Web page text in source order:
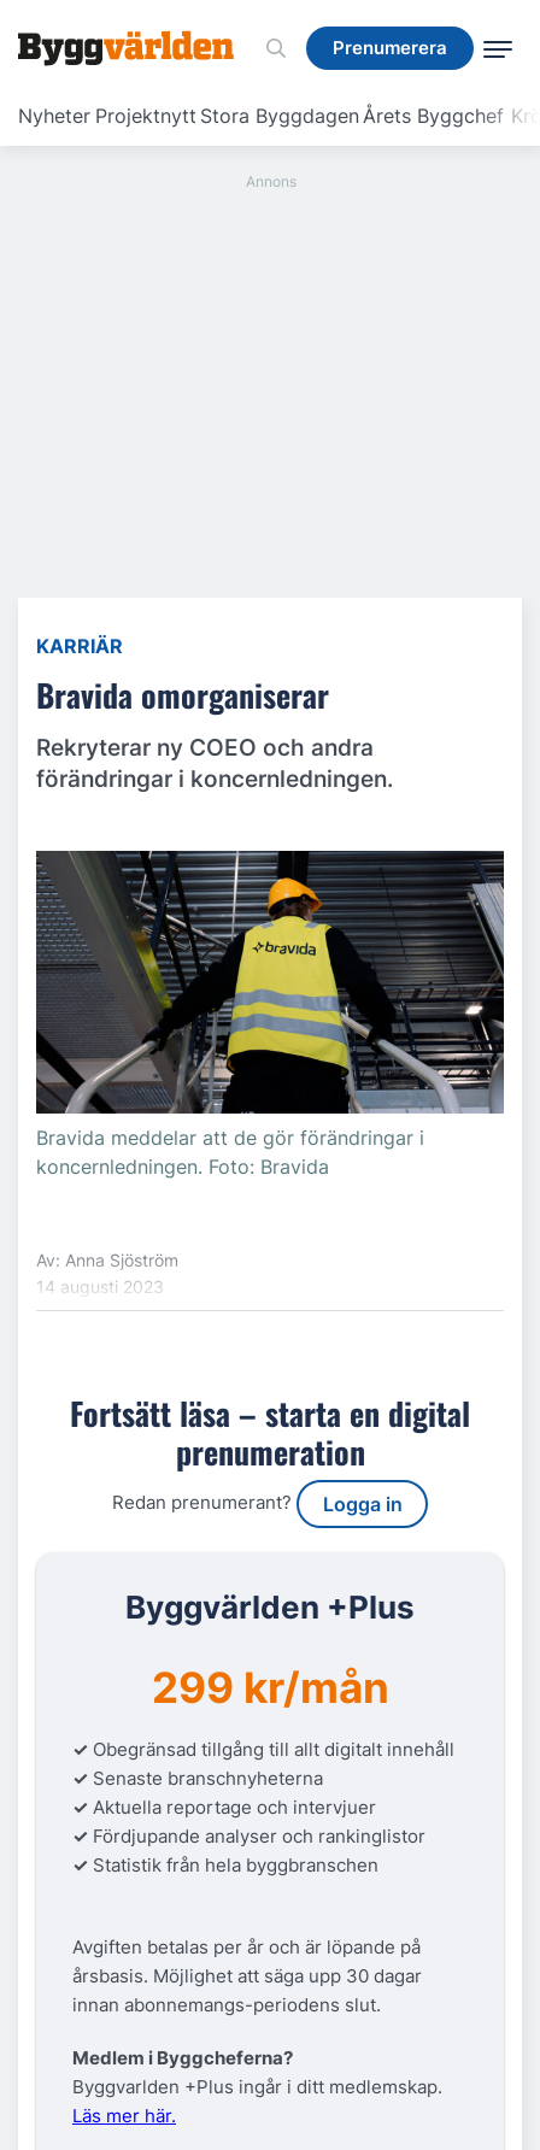
Prenumerera
Nyheter Projektnytt Stora ByggdagenÅrets Byggchef
Prenumerera
KARRIÄR
Bravida omorganiserar
Rekryterar ny COEO och andra
förändringar i koncernledningen.
Bravida meddelar att de gör förändringar i
koncernledningen. Foto: Bravida
Av: Anna Sjöström
14 augusti 2023
Fortsätt läsa – starta en digital
prenumeration
Redan prenumerant? Logga in
Byggvärlden +Plus
299 kr/mån
✓ Obegränsad tillgång till allt digitalt innehåll
✓ Senaste branschnyheterna
✓ Aktuella reportage och intervjuer
✓ Fördjupande analyser och rankinglistor
✓ Statistik från hela byggbranschen
Avgiften betalas per år och är löpande på
årsbasis. Möjlighet att säga upp 30 dagar
innan abonnemangs-periodens slut.
Medlem i Byggcheferna?
Byggvarlden +Plus ingår i ditt medlemskap.
Läs mer här.